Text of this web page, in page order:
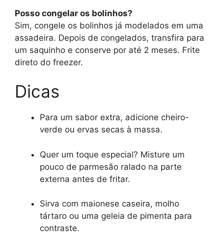
Posso congelar os bolinhos?
Sim, congele os bolinhos já modelados em uma
assadeira. Depois de congelados, transfira para
um saquinho e conserve por até 2 meses. Frite
direto do freezer.
Dicas
Para um sabor extra, adicione cheiro-
verde ou ervas secas à massa.
Quer um toque especial? Misture um
pouco de parmesão ralado na parte
externa antes de fritar.
Sirva com maionese caseira, molho
tártaro ou uma geleia de pimenta para
contraste.